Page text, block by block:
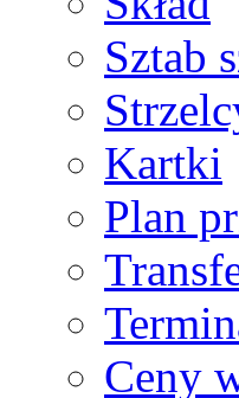
Sztab
Kartki
Plan
Ceny